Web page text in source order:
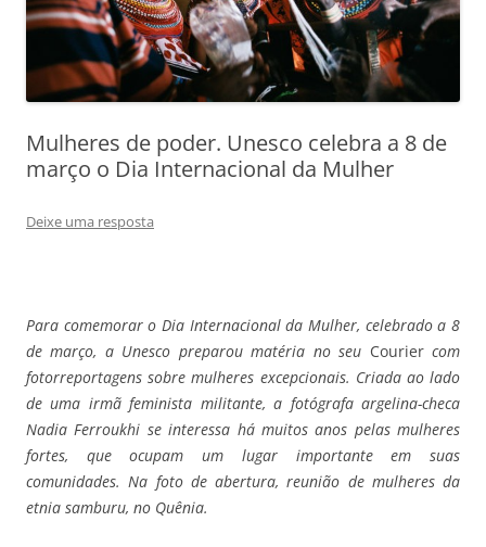
Mulheres de poder. Unesco celebra a 8 de
março o Dia Internacional da Mulher
Deixe uma resposta
Para comemorar o Dia Internacional da Mulher, celebrado a 8
de março, a Unesco preparou matéria no seu Couriercom
fotorreportagens sobre mulheres excepcionais. Criada ao lado
de uma irmã feminista militante, a fotógrafa argelina-checa
Nadia Ferroukhi se interessa há muitos anos pelas mulheres
fortes, que ocupam um lugar importante em suas
comunidades. Na foto de abertura, reunião de mulheres da
etnia samburu, no Quênia.